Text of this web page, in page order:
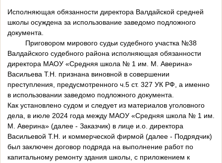
Исполняющая обязанности директора Валдайской средней
школы осуждена за использование заведомо подложного
документа.
Приговором мирового судьи судебного участка №38
Валдайского судебного района исполняющая обязанности
директора МАОУ «Средняя школа № 1 им. М. Аверина»
Васильева Т.Н. признана виновной в совершении
преступления, предусмотренного ч.5 ст. 327 УК РФ, а именно
в использовании заведомо подложного документа.
Как установлено судом и следует из материалов уголовного
дела, в июле 2024 года между МАОУ «Средняя школа № 1 им.
М. Аверина» (далее - Заказчик) в лице и.о. директора
Васильевой Т.Н. и коммерческой фирмой (далее - Подрядчик)
был заключен договор подряда на выполнение работ по
капитальному ремонту здания школы, с приложением к